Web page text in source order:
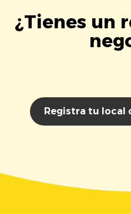
¿Tienes un
Registra tu local